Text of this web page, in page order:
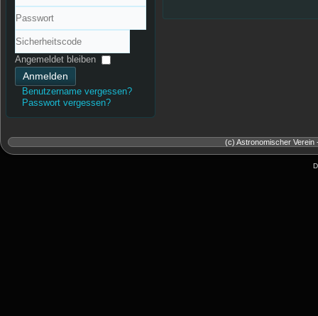
Benutzername
Passwort
Sicherheitscode
Angemeldet bleiben
Anmelden
Benutzername vergessen?
Passwort vergessen?
(c) Astronomischer Verein